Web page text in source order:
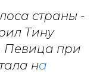
страны -
Тину
Певица при
на